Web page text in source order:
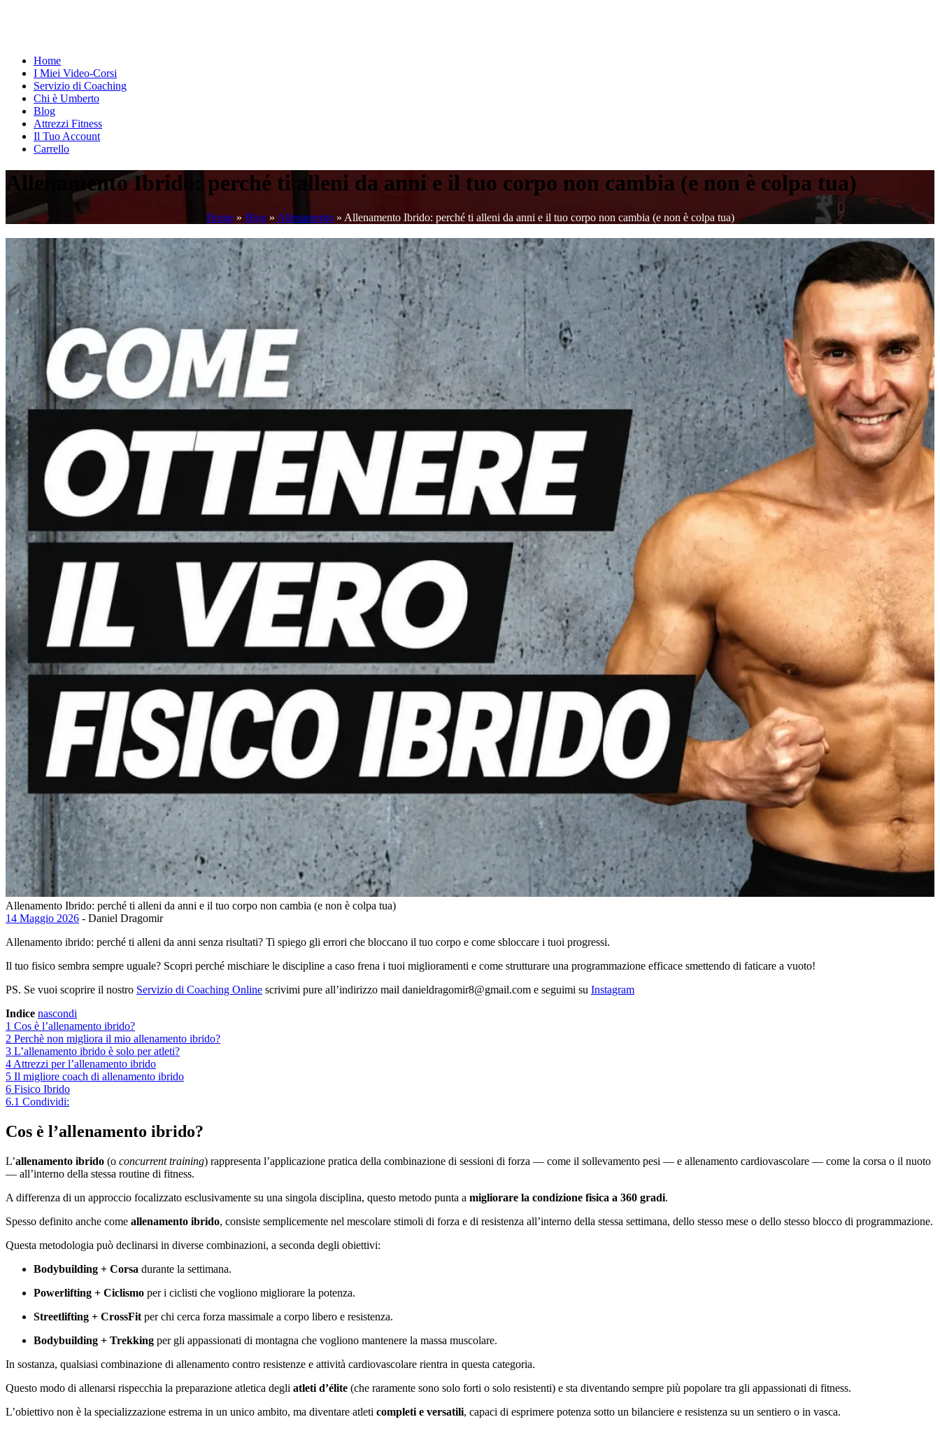
Home
I Miei Video-Corsi
Servizio di Coaching
Chi è Umberto
Blog
Attrezzi Fitness
Il Tuo Account
Carrello
Allenamento Ibrido: perché ti alleni da anni e il tuo corpo non cambia (e non è colpa tua)
Home» Blog» Allenamento» Allenamento Ibrido: perché ti alleni da anni e il tuo corpo non cambia (e non è colpa tua)
Allenamento Ibrido: perché ti alleni da anni e il tuo corpo non cambia (e non è colpa tua)
14 Maggio 2026 - Daniel Dragomir
Allenamento ibrido: perché ti alleni da anni senza risultati? Ti spiego gli errori che bloccano il tuo corpo e come sbloccare i tuoi progressi.
Il tuo fisico sembra sempre uguale? Scopri perché mischiare le discipline a caso frena i tuoi miglioramenti e come strutturare una programmazione efficace smettendo di faticare a vuoto!
PS. Se vuoi scoprire il nostro Servizio di Coaching Online scrivimi pure all’indirizzo mail danieldragomir8@gmail.com e seguimi su Instagram
Indice nascondi
1 Cos è l’allenamento ibrido?
2 Perchè non migliora il mio allenamento ibrido?
3 L’allenamento ibrido è solo per atleti?
4 Attrezzi per l’allenamento ibrido
5 Il migliore coach di allenamento ibrido
6 Fisico Ibrido
6.1 Condividi:
Cos è l’allenamento ibrido?
L’allenamento ibrido (o concurrent training) rappresenta l’applicazione pratica della combinazione di sessioni di forza — come il sollevamento pesi — e allenamento cardiovascolare — come la corsa o il nuoto
— all’interno della stessa routine di fitness.
A differenza di un approccio focalizzato esclusivamente su una singola disciplina, questo metodo punta a migliorare la condizione fisica a 360 gradi.
Spesso definito anche come allenamento ibrido, consiste semplicemente nel mescolare stimoli di forza e di resistenza all’interno della stessa settimana, dello stesso mese o dello stesso blocco di programmazione.
Questa metodologia può declinarsi in diverse combinazioni, a seconda degli obiettivi:
Bodybuilding + Corsa durante la settimana.
Powerlifting + Ciclismo per i ciclisti che vogliono migliorare la potenza.
Streetlifting + CrossFit per chi cerca forza massimale a corpo libero e resistenza.
Bodybuilding + Trekking per gli appassionati di montagna che vogliono mantenere la massa muscolare.
In sostanza, qualsiasi combinazione di allenamento contro resistenze e attività cardiovascolare rientra in questa categoria.
Questo modo di allenarsi rispecchia la preparazione atletica degli atleti d’élite (che raramente sono solo forti o solo resistenti) e sta diventando sempre più popolare tra gli appassionati di fitness.
L’obiettivo non è la specializzazione estrema in un unico ambito, ma diventare atleti completi e versatili, capaci di esprimere potenza sotto un bilanciere e resistenza su un sentiero o in vasca.